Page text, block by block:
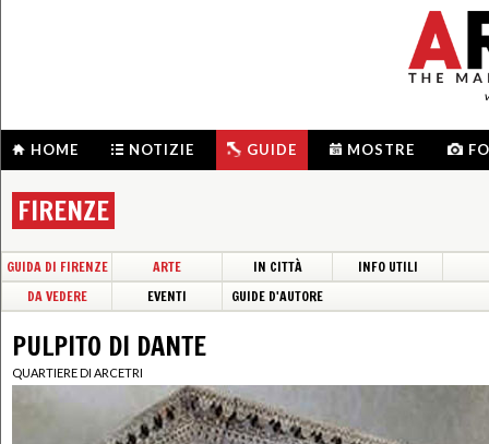
HOME NOTIZIE GUIDE MOSTRE
FIRENZE
GUIDA DI FIRENZE ARTE IN CITTÀ
INFO UTILI
DA VEDERE
EVENTI GUIDE D'AUTORE
PULPITO DI DANTE
QUARTIERE DI ARCETRI